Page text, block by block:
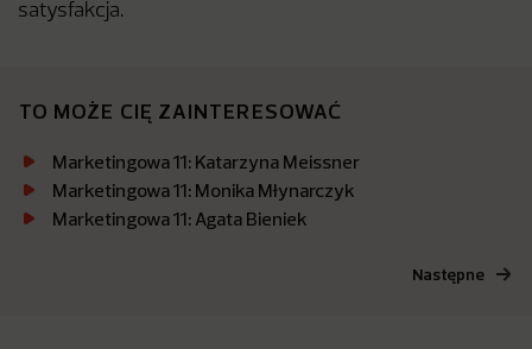
satysfakcja.
TO MOŻE CIĘ ZAINTERESOWAĆ
Marketingowa 11: Katarzyna Meissner
Marketingowa 11: Monika Młynarczyk
Marketingowa 11: Agata Bieniek
Następne